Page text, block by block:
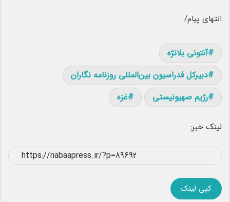
انتهای پیام/
آنتونی بلانژه
دبیرکل فدراسیون بین‌المللی روزنامه نگاران
رژیم صهیونیستی
غزه
لینک خبر:
کپی لینک